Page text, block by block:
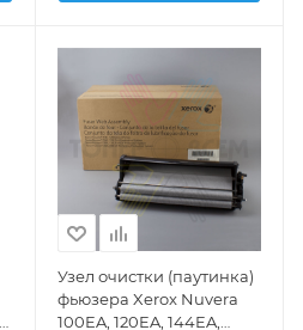
Узел очистки (паутинка)
фьюзера Xerox Nuvera
100EA, 120EA, 144EA,